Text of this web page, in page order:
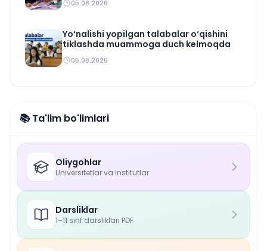
05.08.2026
Yo‘nalishi yopilgan talabalar o‘qishini
tiklashda muammoga duch kelmoqda
05.08.2026
📚 Ta'lim bo'limlari
Oliygohlar
Universitetlar va institutlar
Darsliklar
1–11 sinf darsliklari PDF